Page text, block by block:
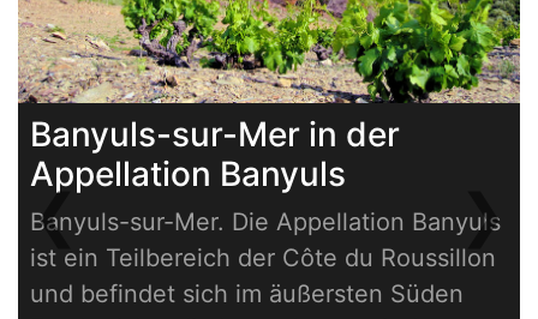
Banyuls-sur-Mer in der
Appellation Banyuls
Banyuls-sur-Mer. Die Appellation Banyuls
ist ein Teilbereich der Côte du Roussillon
und befindet sich im äußersten Süden
❮Previous ❯Next